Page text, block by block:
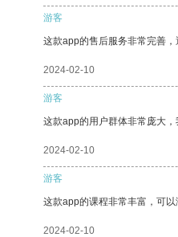
游客
这款app的售后服务非常完善，
2024-02-10
游客
这款app的用户群体非常庞大，
2024-02-10
游客
这款app的课程非常丰富，可以
2024-02-10